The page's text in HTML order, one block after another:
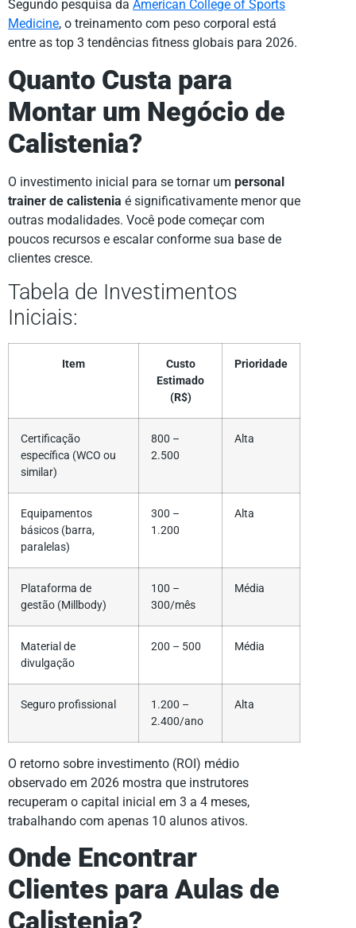
Segundo pesquisa da American College of Sports
Medicine, o treinamento com peso corporal está
entre as top 3 tendências fitness globais para 2026.
Quanto Custa para
Montar um Negócio de
Calistenia?
O investimento inicial para se tornar um personal
trainer de calistenia é significativamente menor que
outras modalidades. Você pode começar com
poucos recursos e escalar conforme sua base de
clientes cresce.
Tabela de Investimentos
Iniciais:
Item
Custo
Estimado
(R$)
Prioridade
Certificação
específica (WCO ou
similar)
800 –
2.500
Alta
Equipamentos
básicos (barra,
paralelas)
300 –
1.200
Alta
Plataforma de
gestão (Millbody)
100 –
300/mês
Média
Material de
divulgação
200 – 500 Média
Seguro profissional
1.200 –
2.400/ano
Alta
O retorno sobre investimento (ROI) médio
observado em 2026 mostra que instrutores
recuperam o capital inicial em 3 a 4 meses,
trabalhando com apenas 10 alunos ativos.
Onde Encontrar
Clientes para Aulas de
Calistenia?